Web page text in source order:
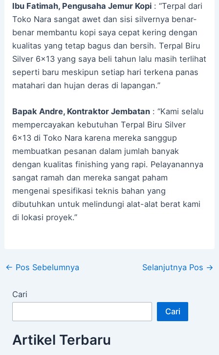
Ibu Fatimah, Pengusaha Jemur Kopi : “Terpal dari
Toko Nara sangat awet dan sisi silvernya benar-
benar membantu kopi saya cepat kering dengan
kualitas yang tetap bagus dan bersih. Terpal Biru
Silver 6×13 yang saya beli tahun lalu masih terlihat
seperti baru meskipun setiap hari terkena panas
matahari dan hujan deras di lapangan.”
Bapak Andre, Kontraktor Jembatan : “Kami selalu
mempercayakan kebutuhan Terpal Biru Silver
6×13 di Toko Nara karena mereka sanggup
membuatkan pesanan dalam jumlah banyak
dengan kualitas finishing yang rapi. Pelayanannya
sangat ramah dan mereka sangat paham
mengenai spesifikasi teknis bahan yang
dibutuhkan untuk melindungi alat-alat berat kami
di lokasi proyek.”
← Pos Sebelumnya Selanjutnya Pos →
Cari
Cari
Artikel Terbaru